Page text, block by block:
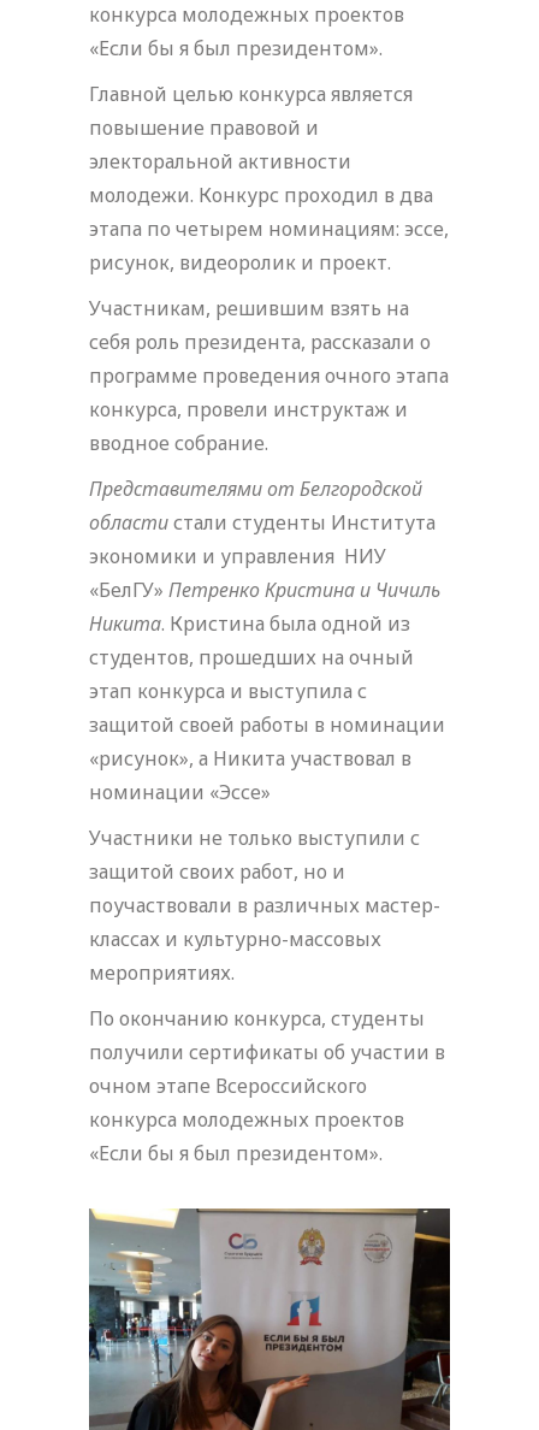
конкурса молодежных проектов
«Если бы я был президентом».
Главной целью конкурса является
повышение правовой и
электоральной активности
молодежи. Конкурс проходил в два
этапа по четырем номинациям: эссе,
рисунок, видеоролик и проект.
Участникам, решившим взять на
себя роль президента, рассказали о
программе проведения очного этапа
конкурса, провели инструктаж и
вводное собрание.
Представителями от Белгородской
областистали студенты Института
экономики и управления НИУ
«БелГУ» Петренко Кристина и Чичиль
Никита. Кристина была одной из
студентов, прошедших на очный
этап конкурса и выступила с
защитой своей работы в номинации
«рисунок», а Никита участвовал в
номинации «Эссе»
Участники не только выступили с
защитой своих работ, но и
поучаствовали в различных мастер-
классах и культурно-массовых
мероприятиях.
По окончанию конкурса, студенты
получили сертификаты об участии в
очном этапе Всероссийского
конкурса молодежных проектов
«Если бы я был президентом».